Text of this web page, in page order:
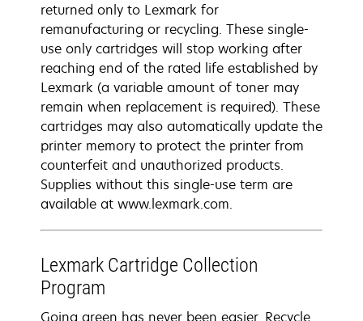
returned only to Lexmark for
remanufacturing or recycling. These single-
use only cartridges will stop working after
reaching end of the rated life established by
Lexmark (a variable amount of toner may
remain when replacement is required). These
cartridges may also automatically update the
printer memory to protect the printer from
counterfeit and unauthorized products.
Supplies without this single-use term are
available at www.lexmark.com.
Lexmark Cartridge Collection
Program
Going green has never been easier. Recycle